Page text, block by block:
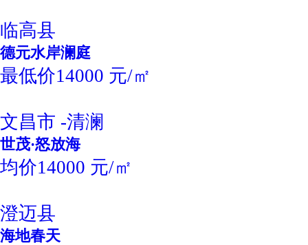
临高县
德元水岸澜庭
最低价14000 元/㎡
文昌市 -清澜
世茂·怒放海
均价14000 元/㎡
澄迈县
海地春天